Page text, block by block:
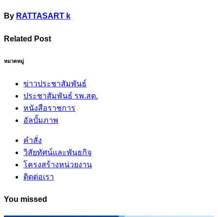
By RATTASART k
Related Post
หมวดหมู่
ข่าวประชาสัมพันธ์
ประชาสัมพันธ์ รพ.สต.
หนังสือราชการ
อัลบั้มภาพ
คำสั่ง
วิสัยทัศน์และพันธกิจ
โครงสร้างหน่วยงาน
ติดต่อเรา
You missed